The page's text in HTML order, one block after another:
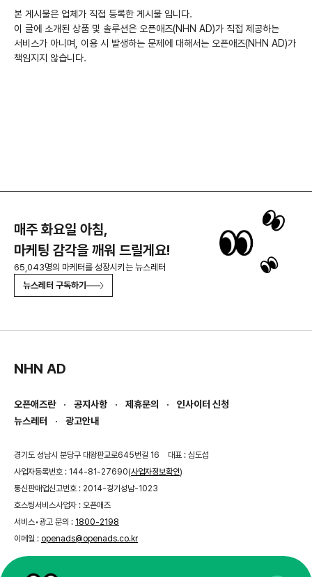
본 게시물은 업체가 직접 등록한 게시물 입니다.
이 글에 소개된 상품 및 솔루션은 오픈애즈(NHN AD)가 직접 제공하는
서비스가 아니며, 이용 시 발생하는 문제에 대해서는 오픈애즈(NHN AD)가
책임지지 않습니다.
매주 화요일 아침,
마케팅 감각을 깨워 드릴게요!
65,043명의 마케터를 성장시키는 뉴스레터
뉴스레터 구독하기
NHN AD
오픈애즈란 공지사항 제휴문의
인사이터 신청
뉴스레터
광고안내
경기도 성남시 분당구 대왕판교로645번길 16
대표 : 심도섭
사업자등록번호 : 144-81-27690(사업자정보확인)
통신판매업신고번호 : 2014-경기성남-1023
호스팅서비스사업자 : 오픈애즈
서비스•광고 문의 : 1800-2198
이메일 : openads@openads.co.kr